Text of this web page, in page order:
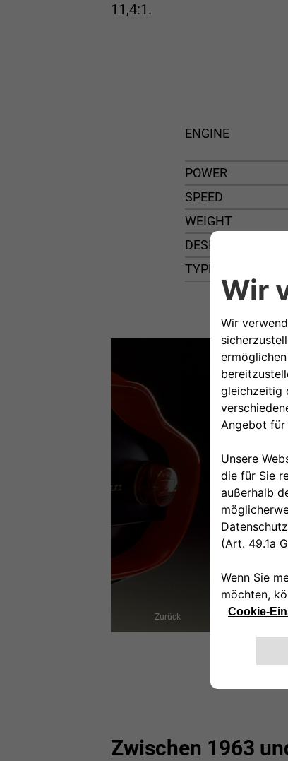
11,4:1.
ENGINE
POWER
SPEED
WEIGHT
DESIGN
TYPE OF BODY
Zurück
Zwischen 1963